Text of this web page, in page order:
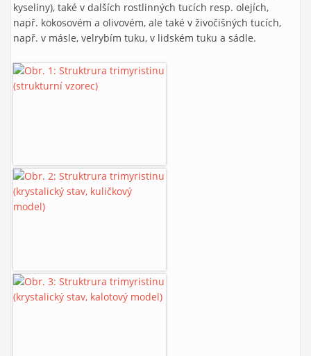
kyseliny), také v dalších rostlinných tucích resp. olejích,
např. kokosovém a olivovém, ale také v živočišných tucích,
např. v másle, velrybím tuku, v lidském tuku a sádle.